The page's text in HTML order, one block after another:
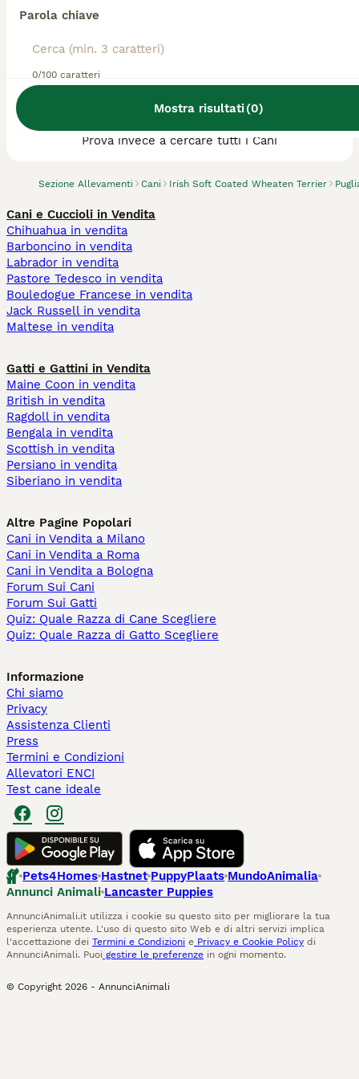
Parola chiave
0/100 caratteri
Mostra risultati(0)
Sezione Allevamenti Cani Irish Soft Coated Wheaten Terrier
Abbiamo trovato 0 Allevamento di Irish Soft
Prova invece a cercare tutti i Cani
Cani e Cuccioli in Vendita
Chihuahua in vendita
Barboncino in vendita
Labrador in vendita
Pastore Tedesco in vendita
Bouledogue Francese in vendita
Jack Russell in vendita
Maltese in vendita
Gatti e Gattini in Vendita
Maine Coon in vendita
British in vendita
Ragdoll in vendita
Bengala in vendita
Scottish in vendita
Persiano in vendita
Siberiano in vendita
Altre Pagine Popolari
Cani in Vendita a Milano
Cani in Vendita a Roma
Cani in Vendita a Bologna
Forum Sui Cani
Forum Sui Gatti
Quiz: Quale Razza di Cane Scegliere
Quiz: Quale Razza di Gatto Scegliere
Informazione
Chi siamo
Privacy
Assistenza Clienti
Press
Termini e Condizioni
Allevatori ENCI
Test cane ideale
Pets4Homes Hastnet PuppyPlaats MundoAnimalia
Annunci Animali Lancaster Puppies
AnnunciAnimali.it utilizza i cookie su questo sito per migliorare la tua
esperienza utente. L'uso di questo sito Web e di altri servizi implica
l'accettazione dei Termini e Condizioni e Privacy e Cookie Policy di
AnnunciAnimali. Puoi gestire le preferenze in ogni momento.
© Copyright 2026 - AnnunciAnimali